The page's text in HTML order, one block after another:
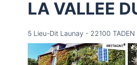
LA VALLEE
5 Lieu-Dit Launay - 22100 TADEN